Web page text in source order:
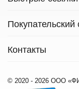
Покупательский
Контакты
© 2020 - 2026 ООО